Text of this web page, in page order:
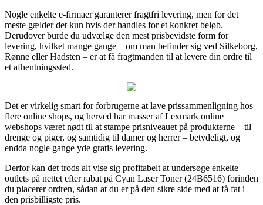
Nogle enkelte e-firmaer garanterer fragtfri levering, men for det
meste gælder det kun hvis der handles for et konkret beløb.
Derudover burde du udvælge den mest prisbevidste form for
levering, hvilket mange gange – om man befinder sig ved Silkeborg,
Rønne eller Hadsten – er at få fragtmanden til at levere din ordre til
et afhentningssted.
Det er virkelig smart for forbrugerne at lave prissammenligning hos
flere online shops, og herved har masser af Lexmark online
webshops været nødt til at stampe prisniveauet på produkterne – til
drenge og piger, og samtidig til damer og herrer – betydeligt, og
endda nogle gange yde gratis levering.
Derfor kan det trods alt vise sig profitabelt at undersøge enkelte
outlets på nettet efter rabat på Cyan Laser Toner (24B6516) forinden
du placerer ordren, sådan at du er på den sikre side med at få fat i
den prisbilligste pris.